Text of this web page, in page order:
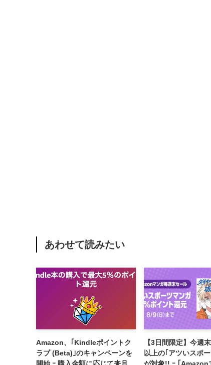
あわせて読みたい
Amazon、｢Kindleポイントク
ラブ (Beta)｣のキャンペーンを
【3日間限定】今週
以上の｢アツいスポ